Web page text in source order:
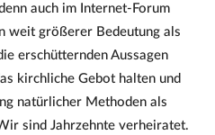
auch im Internet-Forum
weit größerer Bedeutung als
erschütternden Aussagen
kirchliche Gebot halten und
natürlicher Methoden als
sind Jahrzehnte verheiratet.